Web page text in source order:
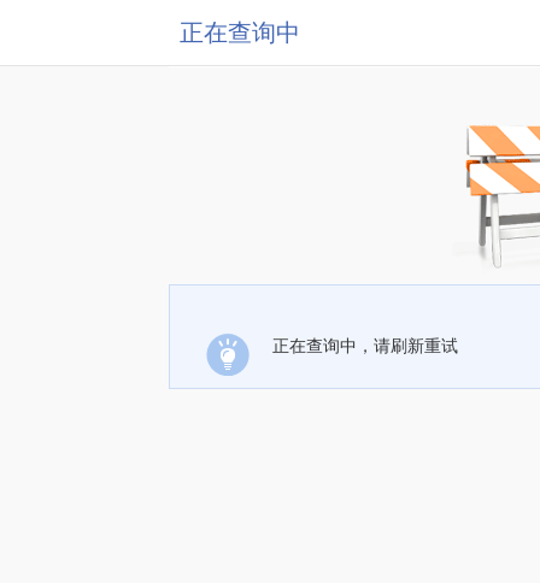
正在查询中
正在查询中，请刷新重试